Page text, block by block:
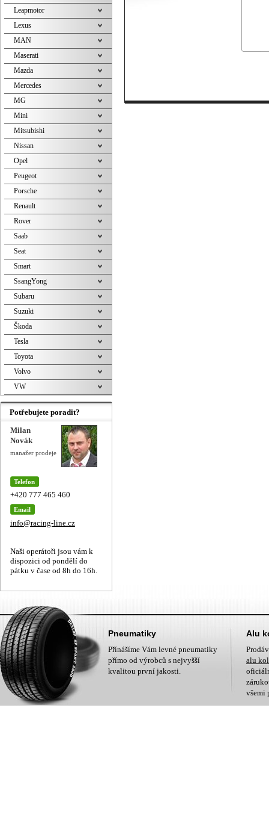
Leapmotor
Lexus
MAN
Maserati
Mazda
Mercedes
MG
Mini
Mitsubishi
Nissan
Opel
Peugeot
Porsche
Renault
Rover
Saab
Seat
Smart
SsangYong
Subaru
Suzuki
Škoda
Tesla
Toyota
Volvo
VW
Potřebujete poradit?
Milan
Novák
manažer prodeje
Telefon
+420 777 465 460
Email
info@racing-line.cz
Naši operátoři jsou vám k
dispozici od pondělí do
pátku v čase od 8h do 16h.
Pneumatiky
Přínášíme Vám levné pneumatiky
přímo od výrobců s nejvyšší
kvalitou první jakosti.
Alu
alu
všemi